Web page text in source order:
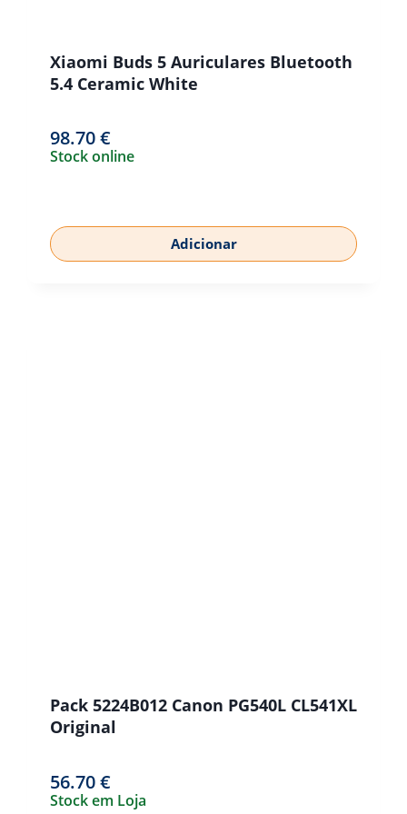
Xiaomi Buds 5 Auriculares Bluetooth
5.4 Ceramic White
98.70€
Stock online
Adicionar
Pack 5224B012 Canon PG540L CL541XL
Original
56.70€
Stock em Loja